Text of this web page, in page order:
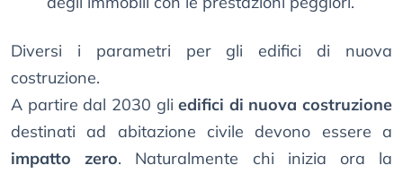
Diversi i parametri per gli edifici di nuova
costruzione.
A partire dal 2030 gliedifici di nuova costruzione
destinati ad abitazione civile devono essere a
impatto zero. Naturalmente chi inizia ora la